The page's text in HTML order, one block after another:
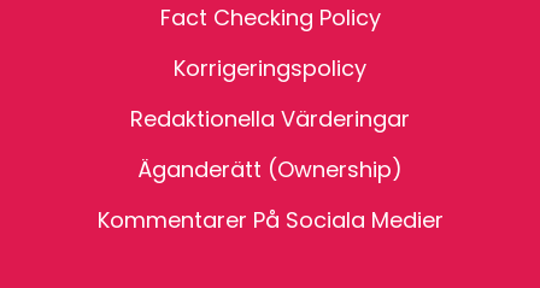
Fact Checking Policy
Korrigeringspolicy
Redaktionella Värderingar
Äganderätt (Ownership)
Kommentarer På Sociala Medier